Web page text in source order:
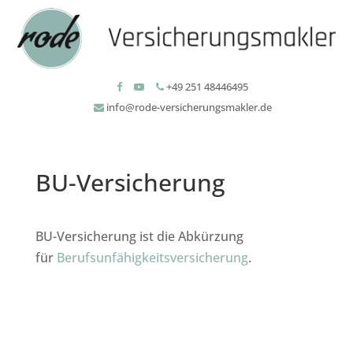
+49 251 48446495
info@rode-versicherungsmakler.de
BU-Versicherung
BU-Versicherung ist die Abkürzung
für Berufsunfähigkeitsversicherung.